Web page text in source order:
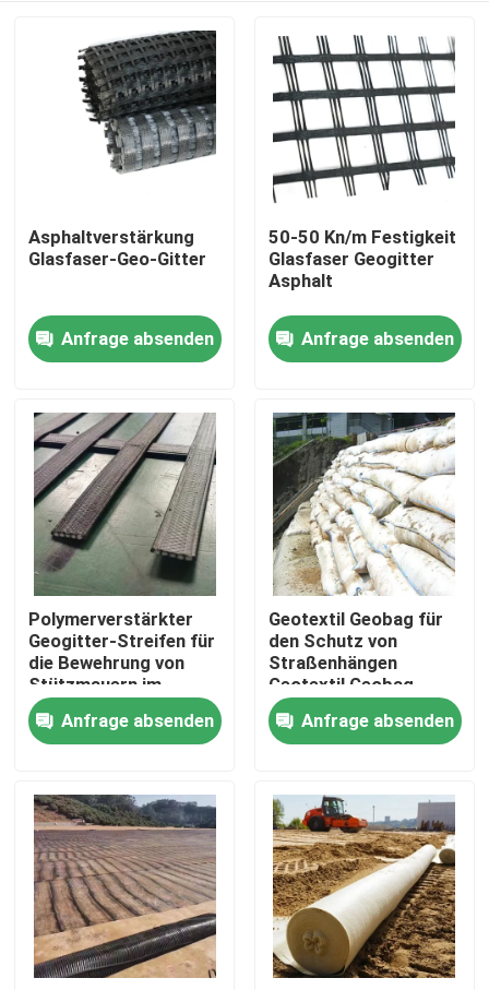
Startseite
Produkte
Videos
VR Show
Über uns
Fabrik Tour
Kontakt
Referenzen
Geotextilien Geogrid
Asphaltverstärkung
Glasfaser-Geo-Gitter
Anfrage absenden
50-50 Kn/m Festigkeit
Glasfaser Geogitter
Asphalt
Anfrage absenden
Polymerverstärkter
Geogitter-Streifen für
die Bewehrung von
Stützmauern im
Bauingenieurwesen
Anfrage absenden
Geotextil Geobag für
den Schutz von
Straßenhängen
Geotextil Geobag
Beforstung Pflanzung
von Gras
Hochwasserbekämpfung
Anfrage absenden